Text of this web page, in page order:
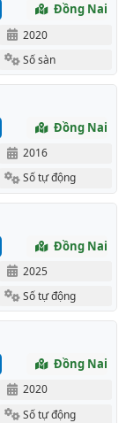
Đồng Nai
2020
Số sàn
Đồng Nai
2016
Số tự động
Đồng Nai
2025
Số tự động
Đồng Nai
2020
Số tự động